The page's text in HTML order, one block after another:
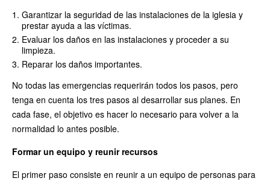
Garantizar la seguridad de las instalaciones de la iglesia y
prestar ayuda a las víctimas.
Evaluar los daños en las instalaciones y proceder a su
limpieza.
Reparar los daños importantes.
No todas las emergencias requerirán todos los pasos, pero
tenga en cuenta los tres pasos al desarrollar sus planes. En
cada fase, el objetivo es hacer lo necesario para volver a la
normalidad lo antes posible.
Formar un equipo y reunir recursos
El primer paso consiste en reunir a un equipo de personas para